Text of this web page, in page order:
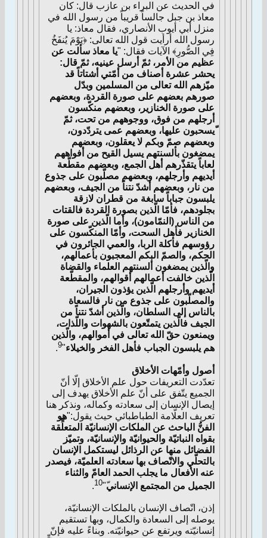
في الحديث عن البراء بن عازب قال: كان
معاذ بن جبل جالساً قريباً من رسول الله في
منزل أبي أيوب الأنصاري، فقال معاذ: يا
رسول الله أرأيت قول الله تعالى: ﴿يَوْمَ يُنفَخُ
فِي الصُّورِ﴾ الآيات فقال: "يا معاذ سألت عن
عظيم من الأمر، ثمّ أرسل عينيه، ثمّ قال:
يحشر عشرة أصناف من أمّتي أشتاتاً قد
ميّزهم الله تعالى من المسلمين وبدّل
صورهم بعضهم على صورة القردة، وبعضهم
على صورة الخنازير، وبعضهم منكّسون
أرجلهم من فوق، ووجوههم من تحت، ثمّ
ّيسحبون عليها، وبعضهم عمى يتردّدون،
وبعضهم صمّ وبكم لا يعقلون، وبعضهم
يمضغون بألسنتهم يسيل القيح من أفواههم
لعاباً يتقذّرهم أهل الجمع، وبعضهم مقطّعة
أيديهم وأرجلهم، وبعضهم مصلّبون على جذوع
من نار، وبعضهم أشدّ نتناً من الجيف، وبعضهم
يلبسون جباباً سابغة من قطران لازقة
بجلودهم، فأمّا الّذين بصورة القردة فالقتات
من الناس (النمّامون)، وأما الّذين على صورة
الخنازير فأهل السحت، وأمّا المنكّسون على
رؤوسهم فأكلة الربا، والعمي الجائرون في
الحكم، والصمّ البكم المعجبون بأعمالهم،
والّذين يمضغون ألسنتهم العلماء والقضاة
الّذين خالفت أعمالهم أقوالهم، والمقطّعة
أيديهم وأرجلهم الّذين يؤذون الجيران،
والمصلّبون على جذوع من نار فالسعاة
بالناس إلى السلطان، والّذين أشدّ نتناً من
الجيف فالّذين يتمتّعون بالشهوات واللّذات،
ويمنعون حقّ الله تعالى في أموالهم، والّذين
هم يلبسون الجباب فأهل الفخر والخيلاء"
9
.
أصول وأمّهات الأخلاق
تعدّدت التعريفات حول علم الأخلاق إلّا أنّ
الجميع يتّفق على أنّ علم الأخلاق يهدف إلى
إيصال الإنسان إلى سعادته وكماله، ونذكر هنا
تعريف العلّامة الطباطبائي حيث يقول:"هو
الفنُّ الباحث عن الملكات الإنسانيّة المتعلِّقة
بقواه النباتيّة والحيوانيّة والإنسانيّة، وتميّز
الفضائل منها عن الرذائل ليستكمل الإنسان
بالتحلّي والاتّصاف بها سعادته العلميّة، فيصدر
عنه الأفعال ما يجلب الحمد العامّ والثناء
الجميل من المجتمع الإنسانيّ"10
.
إذن، اتّصاف الإنسان بالملكات الإنسانيّة،
يوصله إلى السعادة والكمال، وبها تستقيم
إنسانيّته ويرتفع عن حيوانيّته. وبناءً عليه فإنّ